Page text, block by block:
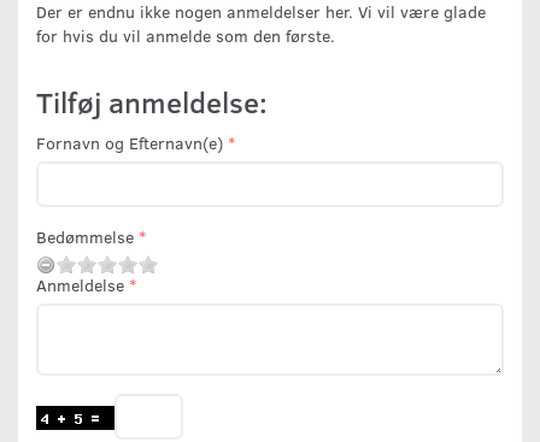
Der er endnu ikke nogen anmeldelser her. Vi vil være glade
for hvis du vil anmelde som den første.
Tilføj anmeldelse:
Fornavn og Efternavn(e)
Bedømmelse
Anmeldelse